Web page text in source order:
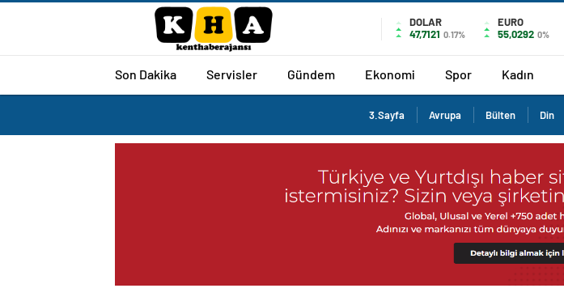
DOLAR
47,7121 0.17%
EURO
55,0292 0%
Son Dakika Servisler Gündem Ekonomi Spor Kadın
3.Sayfa Avrupa Bülten Din